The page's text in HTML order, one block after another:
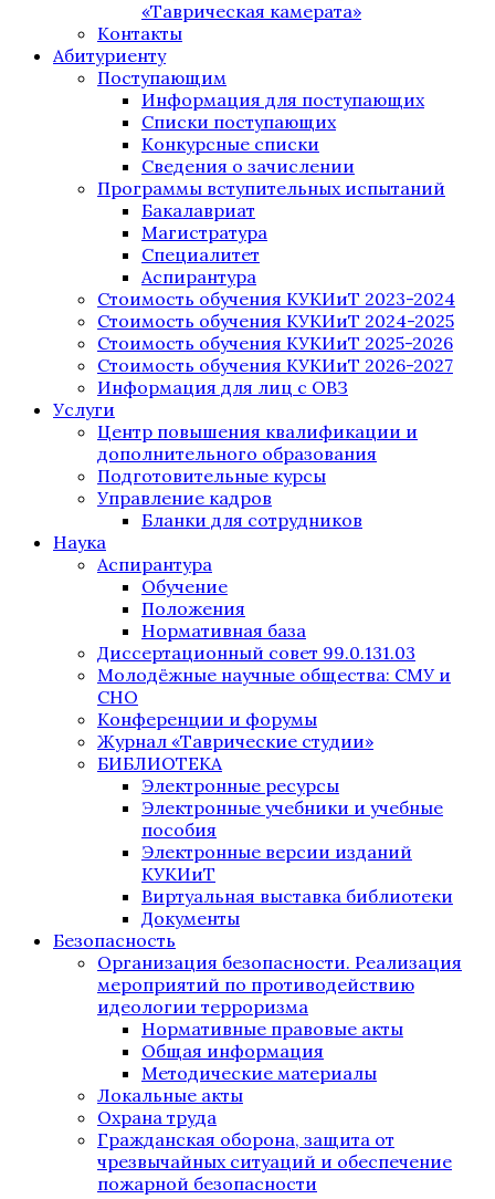
«Таврическая камерата»
Контакты
Абитуриенту
Поступающим
Информация для поступающих
Списки поступающих
Конкурсные списки
Сведения о зачислении
Программы вступительных испытаний
Бакалавриат
Магистратура
Специалитет
Аспирантура
Стоимость обучения КУКИиТ 2023-2024
Стоимость обучения КУКИиТ 2024-2025
Стоимость обучения КУКИиТ 2025-2026
Стоимость обучения КУКИиТ 2026-2027
Информация для лиц с ОВЗ
Услуги
Центр повышения квалификации и
дополнительного образования
Подготовительные курсы
Управление кадров
Бланки для сотрудников
Наука
Аспирантура
Обучение
Положения
Нормативная база
Диссертационный совет 99.0.131.03
Молодёжные научные общества: СМУ и
СНО
Конференции и форумы
Журнал «Таврические студии»
БИБЛИОТЕКА
Электронные ресурсы
Электронные учебники и учебные
пособия
Электронные версии изданий
КУКИиТ
Виртуальная выставка библиотеки
Документы
Безопасность
Организация безопасности. Реализация
мероприятий по противодействию
идеологии терроризма
Нормативные правовые акты
Общая информация
Методические материалы
Локальные акты
Охрана труда
Гражданская оборона, защита от
чрезвычайных ситуаций и обеспечение
пожарной безопасности